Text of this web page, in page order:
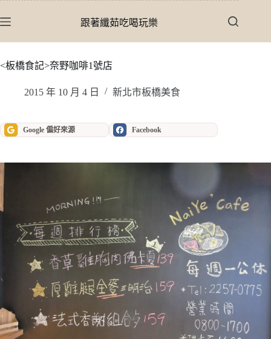
至
內
跟著纖茹吃喝玩樂
<板橋食記>奈野咖啡1號店
2015 年 10 月 4 日 新北市板橋美食
Google 偏好來源 Facebook